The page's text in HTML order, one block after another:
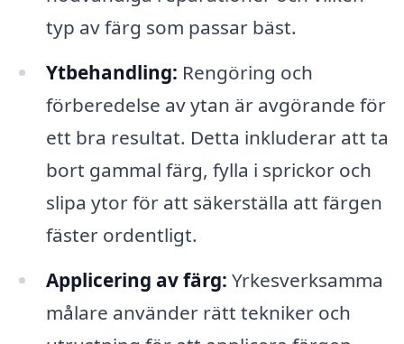
typ av färg som passar bäst.
Ytbehandling: Rengöring och
förberedelse av ytan är avgörande för
ett bra resultat. Detta inkluderar att ta
bort gammal färg, fylla i sprickor och
slipa ytor för att säkerställa att färgen
fäster ordentligt.
Applicering av färg: Yrkesverksamma
målare använder rätt tekniker och